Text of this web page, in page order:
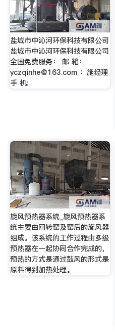
盐城市中沁河环保科技有限公司
盐城市中沁河环保科技有限公司
全国免费服务： 邮 箱：
yczqinhe@163.com：施经理
手 机:
旋风预热器系统_旋风预热器系
统主要由回转窑及窑后的旋风器
组成。该系统的工作过程由多级
预热器在一起协同合作完成的，
预热的方式是通过鼓风的形式是
原料得到加热处理。